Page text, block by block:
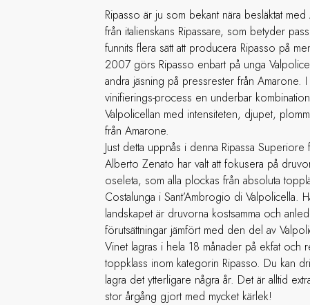
Ripasso är ju som bekant nära besläktat
från italienskans Ripassare, som betyder
funnits flera sätt att producera Ripasso på
2007 görs Ripasso enbart på unga
andra jäsning på pressrester från Amarone.
vinifierings-process en underbar
Valpolicellan med intensiteten, djupet,
från Amarone.
Just detta uppnås i denna Ripassa Superiore
Alberto Zenato har valt att fokusera på
oseleta, som alla plockas från absoluta
Costalunga i Sant’Ambrogio di Valpolicella.
landskapet är druvorna kostsamma och
förutsättningar jämfört med den del av
Vinet lagras i hela 18 månader på ekfat och
toppklass inom kategorin Ripasso. Du kan
lagra det ytterligare några år. Det är alltid
stor årgång gjort med mycket kärlek!